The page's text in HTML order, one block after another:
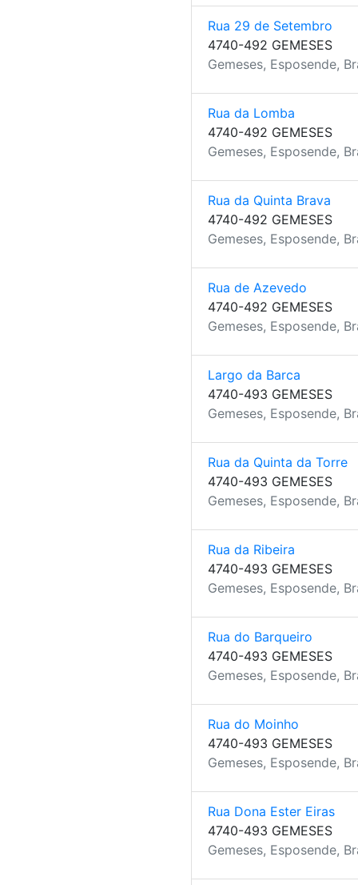
Rua 29 de Setembro
4740-492 GEMESES
Gemeses, Esposende,
Rua da Lomba
4740-492 GEMESES
Gemeses, Esposende,
Rua da Quinta Brava
4740-492 GEMESES
Gemeses, Esposende,
Rua de Azevedo
4740-492 GEMESES
Gemeses, Esposende,
Largo da Barca
4740-493 GEMESES
Gemeses, Esposende,
Rua da Quinta da Torre
4740-493 GEMESES
Gemeses, Esposende,
Rua da Ribeira
4740-493 GEMESES
Gemeses, Esposende,
Rua do Barqueiro
4740-493 GEMESES
Gemeses, Esposende,
Rua do Moinho
4740-493 GEMESES
Gemeses, Esposende,
Rua Dona Ester Eiras
4740-493 GEMESES
Gemeses, Esposende,